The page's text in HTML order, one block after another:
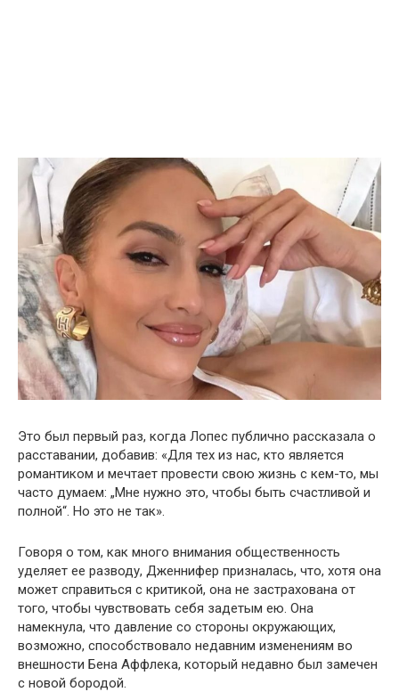
Это был первый раз, когда Лопес публично рассказала о
расставании, добавив: «Для тех из нас, кто является
романтиком и мечтает провести свою жизнь с кем-то, мы
часто думаем: „Мне нужно это, чтобы быть счастливой и
полной“. Но это не так».
Говоря о том, как много внимания общественность
уделяет ее разводу, Дженнифер призналась, что, хотя она
может справиться с критикой, она не застрахована от
того, чтобы чувствовать себя задетым ею. Она
намекнула, что давление со стороны окружающих,
возможно, способствовало недавним изменениям во
внешности Бена Аффлека, который недавно был замечен
с новой бородой.